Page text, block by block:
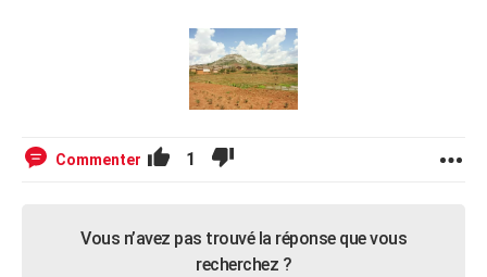
Commenter 1
Vous n’avez pas trouvé la réponse que vous
recherchez ?